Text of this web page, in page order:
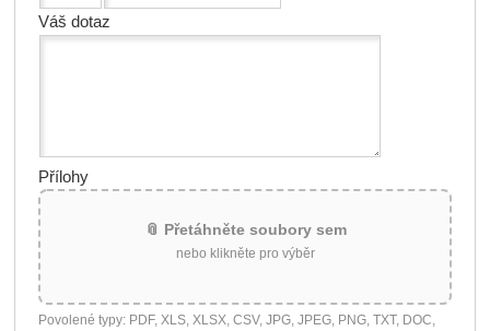
Váš dotaz
Přílohy
📎 Přetáhněte soubory sem
nebo klikněte pro výběr
Povolené typy: PDF, XLS, XLSX, CSV, JPG, JPEG, PNG, TXT, DOC,